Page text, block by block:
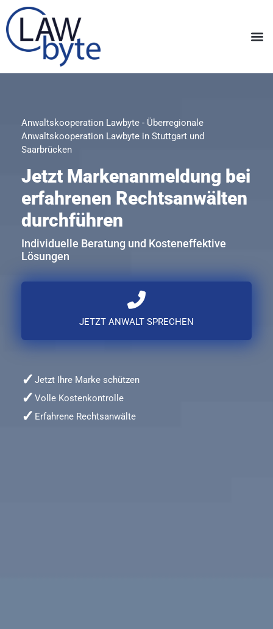
Anwaltskooperation Lawbyte - Überregionale
Anwaltskooperation Lawbyte in Stuttgart und
Saarbrücken
Jetzt Markenanmeldung bei
erfahrenen Rechtsanwälten
durchführen
Individuelle Beratung und Kosteneffektive
Lösungen
JETZT ANWALT SPRECHEN
✓ Jetzt Ihre Marke schützen
✓ Volle Kostenkontrolle
✓ Erfahrene Rechtsanwälte